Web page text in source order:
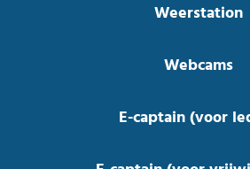
Weerstation
Webcams
E-captain (voor